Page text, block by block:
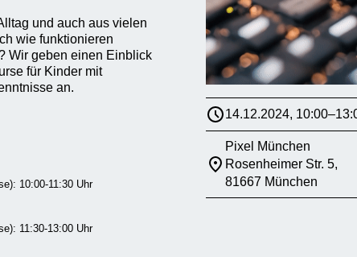
und auch aus vielen
wie funktionieren
Wir geben einen Einblick
für Kinder mit
an.
10:00-11:30 Uhr
11:30-13:00 Uhr
14.12.2024,
Pixel München
Rosenheimer Str. 5,
81667 München